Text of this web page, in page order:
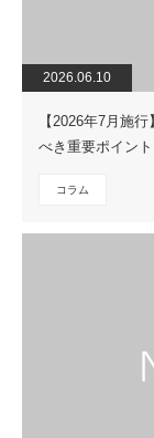
2026.06.10
【2026年7月施
べき重要ポイント
コラム